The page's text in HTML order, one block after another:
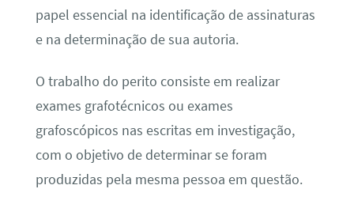
papel essencial na identificação de assinaturas
e na determinação de sua autoria.
O trabalho do perito consiste em realizar
exames grafotécnicos ou exames
grafoscópicos nas escritas em investigação,
com o objetivo de determinar se foram
produzidas pela mesma pessoa em questão.